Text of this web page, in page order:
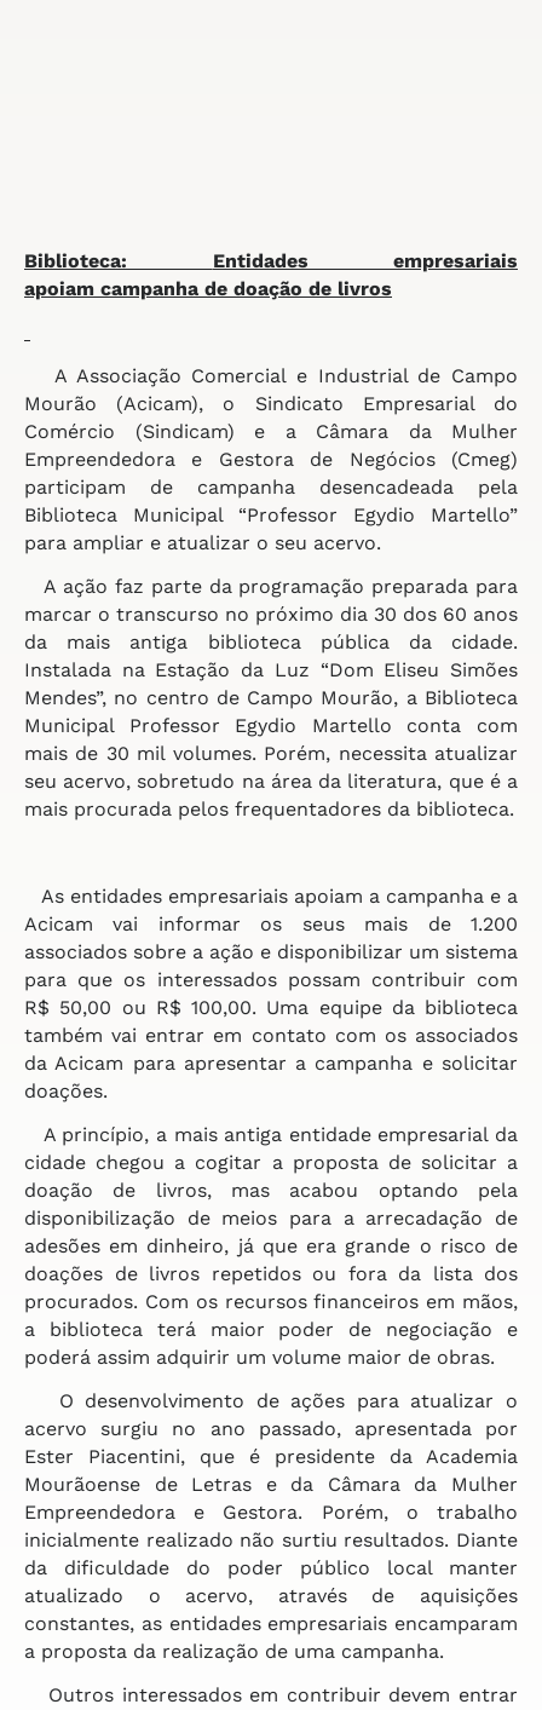
Biblioteca: Entidades empresariais
apoiam campanha de doação de livros
A Associação Comercial e Industrial de Campo
Mourão (Acicam), o Sindicato Empresarial do
Comércio (Sindicam) e a Câmara da Mulher
Empreendedora e Gestora de Negócios (Cmeg)
participam de campanha desencadeada pela
Biblioteca Municipal “Professor Egydio Martello”
para ampliar e atualizar o seu acervo.
A ação faz parte da programação preparada para
marcar o transcurso no próximo dia 30 dos 60 anos
da mais antiga biblioteca pública da cidade.
Instalada na Estação da Luz “Dom Eliseu Simões
Mendes”, no centro de Campo Mourão, a Biblioteca
Municipal Professor Egydio Martello conta com
mais de 30 mil volumes. Porém, necessita atualizar
seu acervo, sobretudo na área da literatura, que é a
mais procurada pelos frequentadores da biblioteca.
As entidades empresariais apoiam a campanha e a
Acicam vai informar os seus mais de 1.200
associados sobre a ação e disponibilizar um sistema
para que os interessados possam contribuir com
R$ 50,00 ou R$ 100,00. Uma equipe da biblioteca
também vai entrar em contato com os associados
da Acicam para apresentar a campanha e solicitar
doações.
A princípio, a mais antiga entidade empresarial da
cidade chegou a cogitar a proposta de solicitar a
doação de livros, mas acabou optando pela
disponibilização de meios para a arrecadação de
adesões em dinheiro, já que era grande o risco de
doações de livros repetidos ou fora da lista dos
procurados. Com os recursos financeiros em mãos,
a biblioteca terá maior poder de negociação e
poderá assim adquirir um volume maior de obras.
O desenvolvimento de ações para atualizar o
acervo surgiu no ano passado, apresentada por
Ester Piacentini, que é presidente da Academia
Mourãoense de Letras e da Câmara da Mulher
Empreendedora e Gestora. Porém, o trabalho
inicialmente realizado não surtiu resultados. Diante
da dificuldade do poder público local manter
atualizado o acervo, através de aquisições
constantes, as entidades empresariais encamparam
a proposta da realização de uma campanha.
Outros interessados em contribuir devem entrar